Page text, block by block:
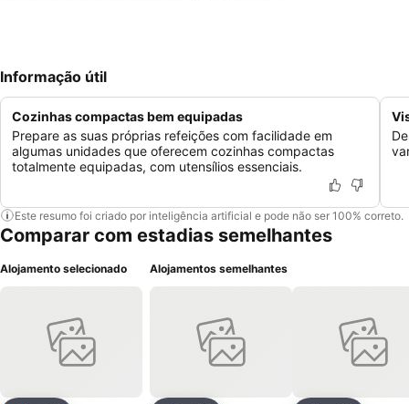
Informação útil
Cozinhas compactas bem equipadas
Prepare as suas próprias refeições com facilidade em
algumas unidades que oferecem cozinhas compactas
totalmente equipadas, com utensílios essenciais.
Este resumo foi criado por inteligência artificial e pode não ser 100% correto.
Comparar com estadias semelhantes
Alojamento selecionado Alojamentos semelhantes